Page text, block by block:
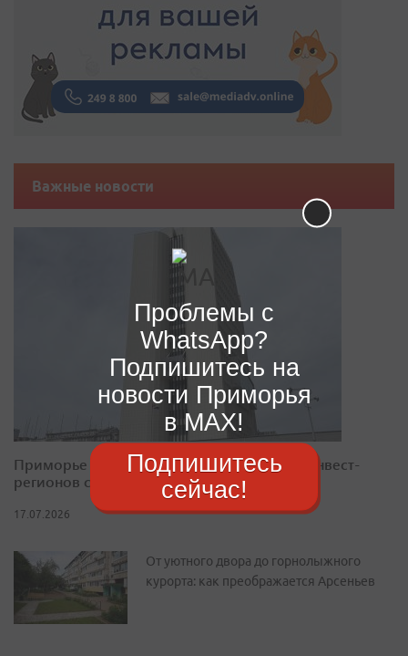
Важные новости
Приморье закрепилось в десятке лучших инвест-
регионов страны
17.07.2026
От уютного двора до горнолыжного
курорта: как преображается Арсеньев
Проблемы с
WhatsApp?
Подпишитесь на
новости Приморья
в MAX!
Подпишитесь
сейчас!